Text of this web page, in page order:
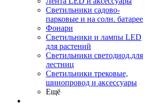
Светильники садово-
парковые и на солн. батарее
Фонари
Светильники и лампы LED
для растений
Светильники светодиод.для
лестниц
Светильники трековые,
шинопровод и аксессуары
Ещё